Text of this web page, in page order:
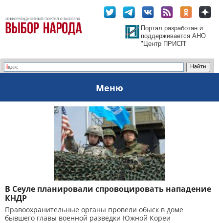
Портал разработан и
поддерживается АНО
"Центр ПРИСП"
Меню
В Сеуле планировали спровоцировать нападение
КНДР
Правоохранительные органы провели обыск в доме
бывшего главы военной разведки Южной Кореи